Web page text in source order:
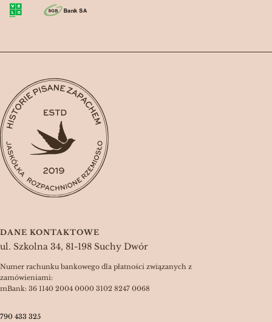
DANE KONTAKTOWE
ul. Szkolna 34, 81-198 Suchy Dwór
Numer rachunku bankowego dla płatności związanych z
zamówieniami:
mBank: 36 1140 2004 0000 3102 8247 0068
790 433 325